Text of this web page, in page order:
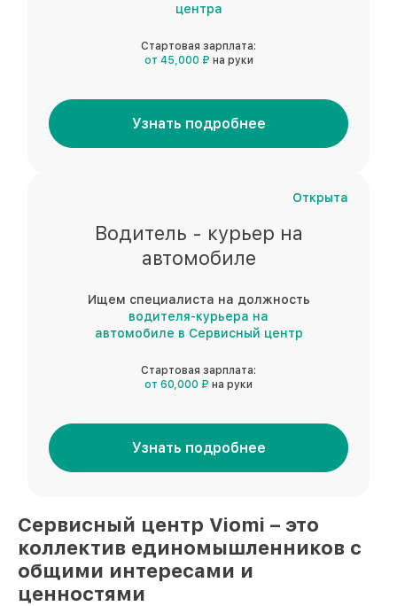
центра
Стартовая зарплата:
от 45,000 ₽ на руки
Узнать подробнее
Открыта
Водитель - курьер на
автомобиле
Ищем специалиста на должность
водителя-курьера на
автомобиле в Сервисный центр
Стартовая зарплата:
от 60,000 ₽ на руки
Узнать подробнее
Сервисный центр Viomi – это
коллектив единомышленников с
общими интересами и
ценностями